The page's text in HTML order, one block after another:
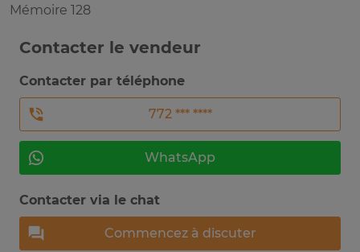
Mémoire 128
Contacter le vendeur
Contacter par téléphone
772 *** ****
WhatsApp
Contacter via le chat
Commencez à discuter